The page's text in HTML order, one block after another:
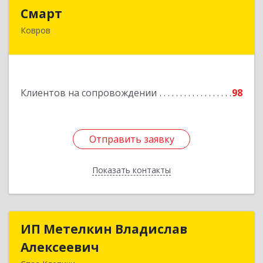
Смарт
Ковров
Клиентов на сопровождении 98
Отправить заявку
Показать контакты
601900, Владимирская обл, Ковров г, Труда ул,
Отправить заявку
Назад
ИП Метелкин Владислав
Алексеевич
ИП Метелкин Владислав